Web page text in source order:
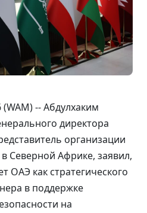
-- Абдулхаким
директора
организации
Северной Африке, заявил,
ОАЭ как стратегического
в поддержке
на